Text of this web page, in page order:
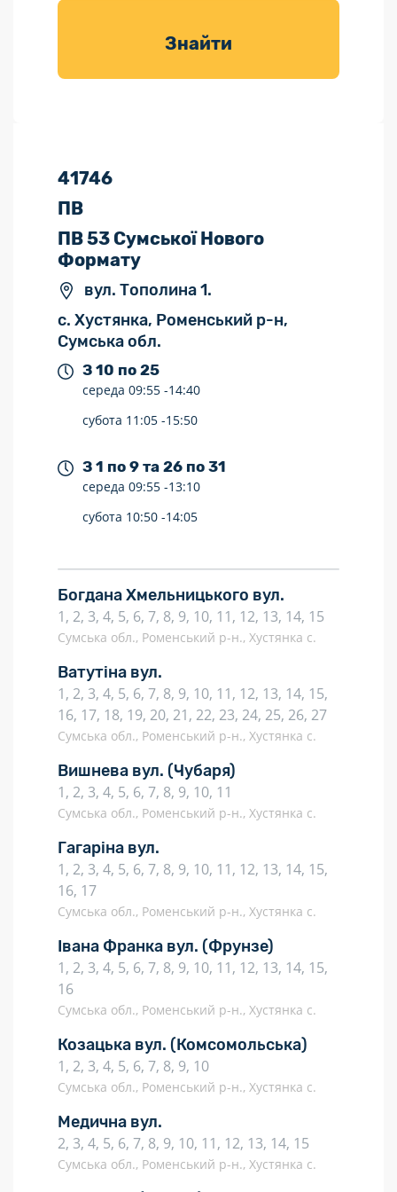
товарів для
Знайти
41746
ПВ
ПВ 53 Сумської Нового
Формату
вул. Тополина 1.
с. Хустянка, Роменський р-н,
Сумська обл.
З 10 по 25
середа 09:55 -14:40
субота 11:05 -15:50
З 1 по 9 та 26 по 31
середа 09:55 -13:10
субота 10:50 -14:05
Богдана Хмельницького вул.
1, 2, 3, 4, 5, 6, 7, 8, 9, 10, 11, 12, 13, 14, 15
Сумська обл., Роменський р-н., Хустянка с.
Ватутіна вул.
1, 2, 3, 4, 5, 6, 7, 8, 9, 10, 11, 12, 13, 14, 15,
16, 17, 18, 19, 20, 21, 22, 23, 24, 25, 26, 27
Сумська обл., Роменський р-н., Хустянка с.
Вишнева вул. (Чубаря)
1, 2, 3, 4, 5, 6, 7, 8, 9, 10, 11
Сумська обл., Роменський р-н., Хустянка с.
Гагаріна вул.
1, 2, 3, 4, 5, 6, 7, 8, 9, 10, 11, 12, 13, 14, 15,
16, 17
Сумська обл., Роменський р-н., Хустянка с.
Івана Франка вул. (Фрунзе)
1, 2, 3, 4, 5, 6, 7, 8, 9, 10, 11, 12, 13, 14, 15,
16
Сумська обл., Роменський р-н., Хустянка с.
Козацька вул. (Комсомольська)
1, 2, 3, 4, 5, 6, 7, 8, 9, 10
Сумська обл., Роменський р-н., Хустянка с.
Медична вул.
2, 3, 4, 5, 6, 7, 8, 9, 10, 11, 12, 13, 14, 15
Сумська обл., Роменський р-н., Хустянка с.